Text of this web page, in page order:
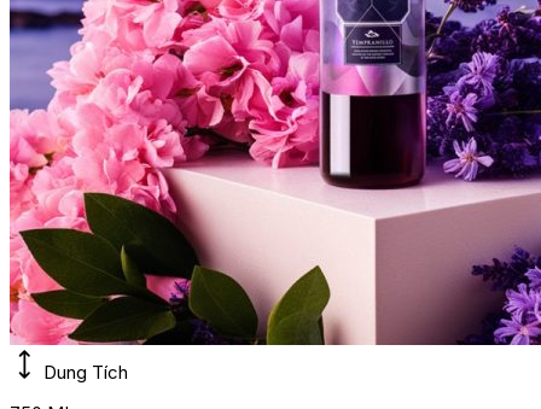
Dung Tích